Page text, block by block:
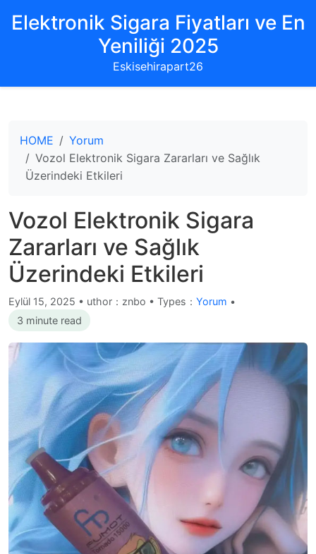
Elektronik Sigara Fiyatları ve En
Yeniliği 2025
Eskisehirapart26
HOME
Yorum
Vozol Elektronik Sigara Zararları ve Sağlık
Üzerindeki Etkileri
Vozol Elektronik Sigara
Zararları ve Sağlık
Üzerindeki Etkileri
Eylül 15, 2025 • uthor：znbo • Types： Yorum •
3 minute read